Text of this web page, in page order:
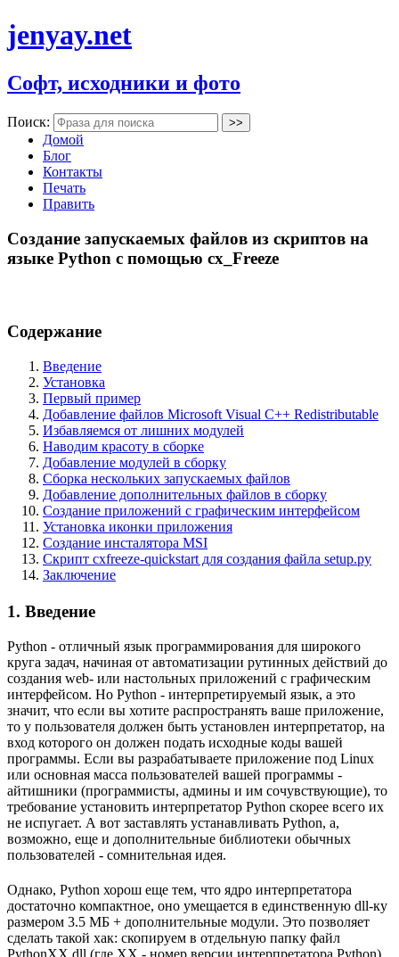
jenyay.net
Софт, исходники и фото
Поиск:
Домой
Блог
Контакты
Печать
Править
Создание запускаемых файлов из скриптов на
языке Python с помощью cx_Freeze
Содержание
Введение
Установка
Первый пример
Добавление файлов Microsoft Visual C++ Redistributable
Избавляемся от лишних модулей
Наводим красоту в сборке
Добавление модулей в сборку
Сборка нескольких запускаемых файлов
Добавление дополнительных файлов в сборку
Создание приложений с графическим интерфейсом
Установка иконки приложения
Создание инсталятора MSI
Скрипт cxfreeze-quickstart для создания файла setup.py
Заключение
1. Введение
Python - отличный язык программирования для широкого
круга задач, начиная от автоматизации рутинных действий до
создания web- или настольных приложений с графическим
интерфейсом. Но Python - интерпретируемый язык, а это
значит, что если вы хотите распространять ваше приложение,
то у пользователя должен быть установлен интерпретатор, на
вход которого он должен подать исходные коды вашей
программы. Если вы разрабатываете приложение под Linux
или основная масса пользователей вашей программы -
айтишники (программисты, админы и им сочувствующие), то
требование установить интерпретатор Python скорее всего их
не испугает. А вот заставлять устанавливать Python, а,
возможно, еще и дополнительные библиотеки обычных
пользователей - сомнительная идея.
Однако, Python хорош еще тем, что ядро интерпретатора
достаточно компактное, оно умещается в единственную dll-ку
размером 3.5 МБ + дополнительные модули. Это позволяет
сделать такой хак: скопируем в отдельную папку файл
PythonXX.dll (где XX - номер версии интерпретатора Python)